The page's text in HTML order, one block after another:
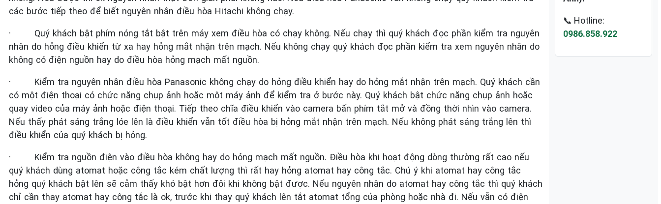
các bước tiếp theo để biết nguyên nhân điều hòa Hitachi không chạy.
· Quý khách bật phím nóng tắt bật trên máy xem điều hòa có chạy không. Nếu chạy thì quý khách đọc phần kiểm tra nguyên
nhân do hỏng điều khiển từ xa hay hỏng mắt nhận trên mạch. Nếu không chạy quý khách đọc phần kiểm tra xem nguyên nhân do
không có điện nguồn hay do điều hòa hỏng mạch mất nguồn.
· Kiểm tra nguyên nhân điều hòa Panasonic không chạy do hỏng điều khiển hay do hỏng mắt nhận trên mạch. Quý khách cần
có một điện thoại có chức năng chụp ảnh hoặc một máy ảnh để kiểm tra ở bước này. Quý khách bật chức năng chụp ảnh hoặc
quay video của máy ảnh hoặc điện thoại. Tiếp theo chĩa điều khiển vào camera bấn phím tắt mở và đồng thời nhìn vào camera.
Nếu thấy phát sáng trắng lóe lên là điều khiển vẫn tốt điều hòa bị hỏng mắt nhận trên mạch. Nếu không phát sáng trắng lên thì
điều khiển của quý khách bị hỏng.
· Kiểm tra nguồn điện vào điều hòa không hay do hỏng mạch mất nguồn. Điều hòa khi hoạt động dòng thường rất cao nếu
quý khách dùng atomat hoặc công tắc kém chất lượng thì rất hay hỏng atomat hay công tắc. Chú ý khi atomat hay công tắc
hỏng quý khách bật lên sẽ cảm thấy khó bật hơn đôi khi không bật được. Nếu nguyên nhân do atomat hay công tắc thì quý khách
chỉ cần thay atomat hay công tắc là ok, trước khi thay quý khách lên tắt atomat tổng của phòng hoặc nhà đi. Nếu vẫn có điện
📞 Hotline:
0986.858.922